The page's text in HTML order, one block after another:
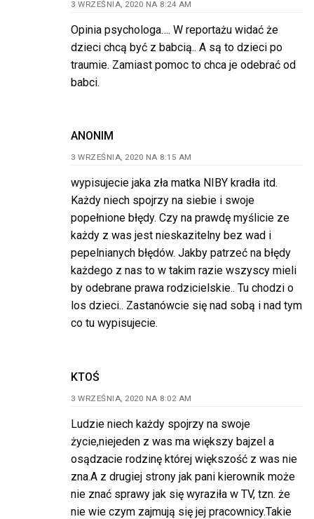
3 WRZEŚNIA, 2020 NA 8:24 AM
Opinia psychologa…. W reportażu widać że
dzieci chcą być z babcią.. A są to dzieci po
traumie. Zamiast pomoc to chca je odebrać od
babci.
ANONIM
3 WRZEŚNIA, 2020 NA 8:15 AM
wypisujecie jaka zła matka NIBY kradła itd.
Każdy niech spojrzy na siebie i swoje
popełnione błędy. Czy na prawdę myślicie ze
każdy z was jest nieskazitelny bez wad i
pepelnianych błędów. Jakby patrzeć na błędy
każdego z nas to w takim razie wszyscy mieli
by odebrane prawa rodzicielskie.. Tu chodzi o
los dzieci.. Zastanówcie się nad sobą i nad tym
co tu wypisujecie.
KTOŚ
3 WRZEŚNIA, 2020 NA 8:02 AM
Ludzie niech każdy spojrzy na swoje
życie,niejeden z was ma większy bajzel a
osądzacie rodzinę której większość z was nie
zna.A z drugiej strony jak pani kierownik może
nie znać sprawy jak się wyraziła w TV, tzn. że
nie wie czym zajmują się jej pracownicy.Takie